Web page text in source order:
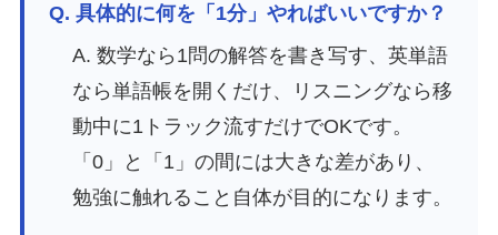
Q. 具体的に何を「1分」やればいいですか？
A. 数学なら1問の解答を書き写す、英単語
なら単語帳を開くだけ、リスニングなら移
動中に1トラック流すだけでOKです。
「0」と「1」の間には大きな差があり、
勉強に触れること自体が目的になります。